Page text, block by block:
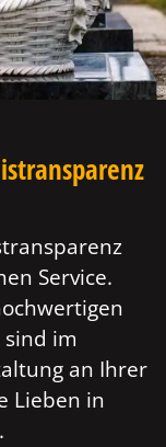
Service.
im
an Ihrer
Lieben in